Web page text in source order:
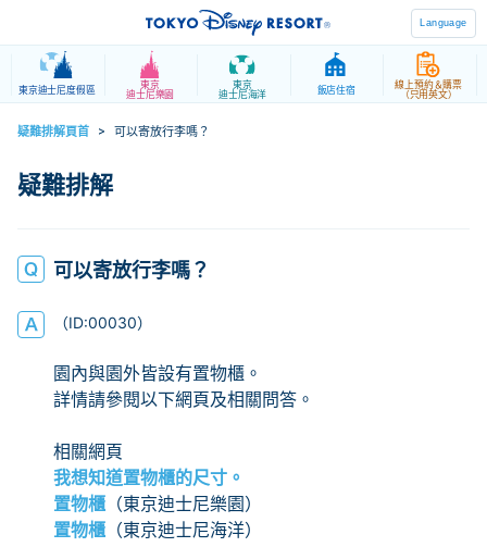
Language
東京迪士尼度假區
東京
迪士尼樂園
東京
迪士尼海洋
飯店住宿
線上預約＆購票
（只用英文）
疑難排解頁首 > 可以寄放行李嗎？
可以寄放行李嗎？
園內與園外皆設有置物櫃。
詳情請參閱以下網頁及相關問答。
相關網頁
我想知道置物櫃的尺寸。
置物櫃 （東京迪士尼樂園）
置物櫃 （東京迪士尼海洋）